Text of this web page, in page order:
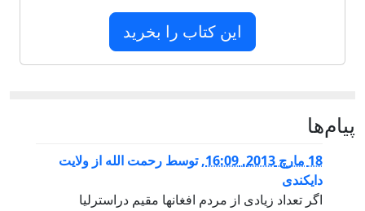
این کتاب را بخرید
پيام‌ها
18 مارچ 2013, 16:09 ,توسط رحمت الله از ولایت
دایکندی
اگر تعداد زیادی از مردم افغانها مقیم دراسترلیا